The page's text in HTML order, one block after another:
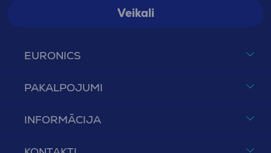
EURONICS
PAKALPOJUMI
INFORMĀCIJA
Veikali